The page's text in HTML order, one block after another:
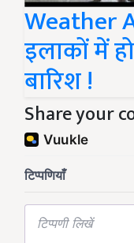
Weather
इलाकों में
बारिश !
Share your